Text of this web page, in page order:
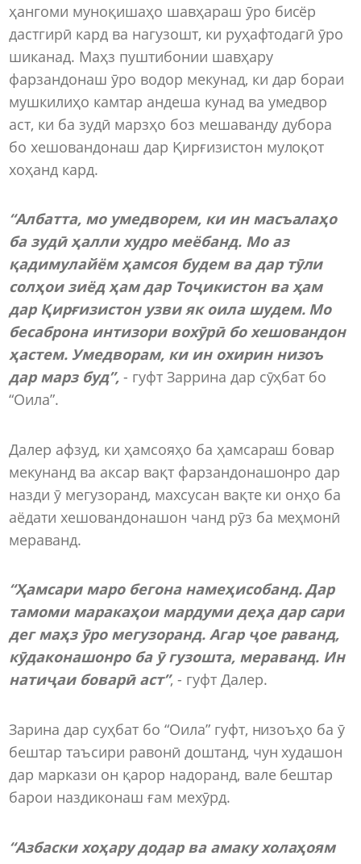
ҳангоми муноқишаҳо шавҳараш ӯро бисёр
дастгирӣ кард ва нагузошт, ки руҳафтодагӣ ӯро
шиканад. Маҳз пуштибонии шавҳару
фарзандонаш ӯро водор мекунад, ки дар бораи
мушкилиҳо камтар андеша кунад ва умедвор
аст, ки ба зудӣ марзҳо боз мешаванду дубора
бо хешовандонаш дар Қирғизистон мулоқот
хоҳанд кард.
“Албатта, мо умедворем, ки ин масъалаҳо
ба зудӣ ҳалли худро меёбанд. Мо аз
қадимулайём ҳамсоя будем ва дар тӯли
солҳои зиёд ҳам дар Тоҷикистон ва ҳам
дар Қирғизистон узви як оила шудем. Мо
бесаброна интизори вохӯрӣ бо хешовандон
ҳастем. Умедворам, ки ин охирин низоъ
дар марз буд”,- гуфт Заррина дар сӯҳбат бо
“Оила”.
Далер афзуд, ки ҳамсояҳо ба ҳамсараш бовар
мекунанд ва аксар вақт фарзандонашонро дар
назди ӯ мегузоранд, махсусан вақте ки онҳо ба
аёдати хешовандонашон чанд рӯз ба меҳмонӣ
мераванд.
“Ҳамсари маро бегона намеҳисобанд. Дар
тамоми маракаҳои мардуми деҳа дар сари
дег маҳз ӯро мегузоранд. Агар ҷое раванд,
кӯдаконашонро ба ӯ гузошта, мераванд. Ин
натиҷаи боварӣ аст”, - гуфт Далер.
Зарина дар суҳбат бо “Оила” гуфт, низоъҳо ба ӯ
бештар таъсири равонӣ доштанд, чун худашон
дар маркази он қарор надоранд, вале бештар
барои наздиконаш ғам мехӯрд.
“Азбаски хоҳару додар ва амаку холаҳоям